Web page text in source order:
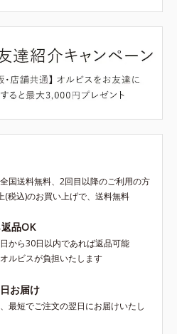
国送料無料、2回目以降のご利用の方
(税込)のお買い上げで、送料無料
品OK
から30日以内であれば返品可能
ルビスが負担いたします
お届け
最短でご注文の翌日にお届けいたし